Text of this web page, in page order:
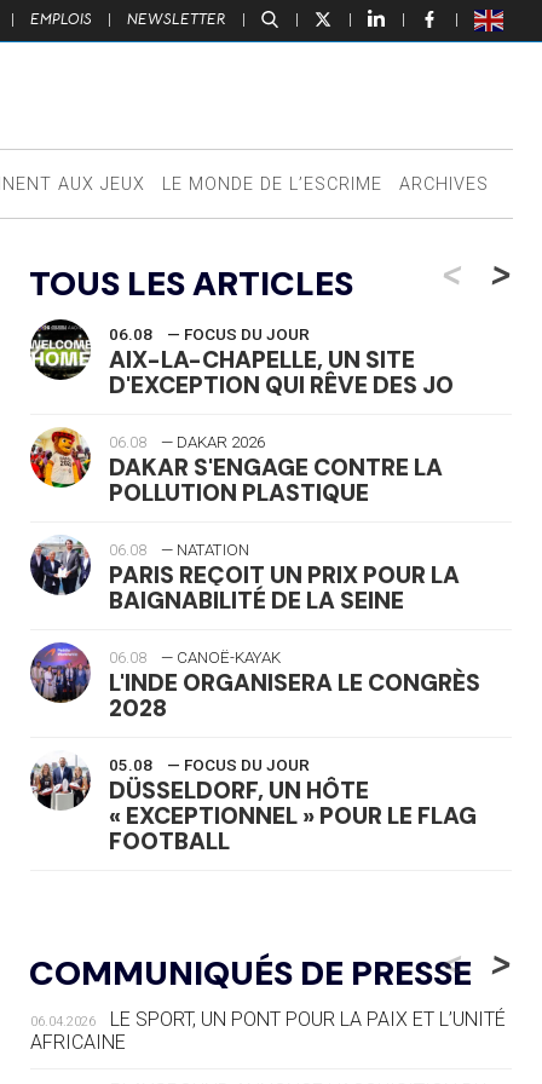
| EMPLOIS | NEWSLETTER | | | | |
AUX JEUX LE MONDE DE L’ESCRIME ARCHIVES
TOUS LES ARTICLES <
06.08 — FOCUS DU JOUR
AIX-LA-CHAPELLE, UN SITE
D'EXCEPTION QUI RÊVE DES JO
06.08 — DAKAR 2026
DAKAR S'ENGAGE CONTRE LA
POLLUTION PLASTIQUE
06.08 — NATATION
PARIS REÇOIT UN PRIX POUR LA
BAIGNABILITÉ DE LA SEINE
06.08 — CANOË-KAYAK
L'INDE ORGANISERA LE CONGRÈS
2028
05.08 — FOCUS DU JOUR
DÜSSELDORF, UN HÔTE
« EXCEPTIONNEL » POUR LE FLAG
FOOTBALL
LE RÊVE DE VOIR LA LUGE ALPINE
AUX JO « N'EST PAS FINI »
05.08 — TIR À L'ARC
DES MONDIAUX À BRISBANE SUR LA
>
COMMUNIQUÉS DE PRESSE
<
06.04.2026
LE SPORT, UN PONT POUR LA PAIX ET L’UNITÉ
AFRICAINE
>